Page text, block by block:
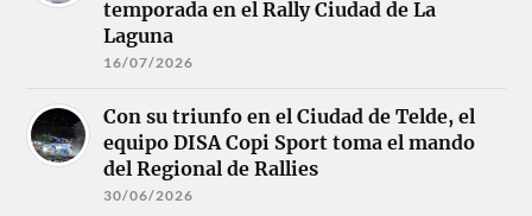
temporada en el Rally Ciudad de La
Laguna
16/07/2026
Con su triunfo en el Ciudad de Telde, el
equipo DISA Copi Sport toma el mando
del Regional de Rallies
30/06/2026